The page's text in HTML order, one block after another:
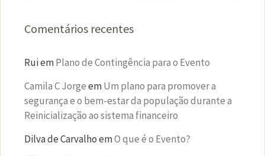
Comentários recentes
RuiemPlano de Contingência para o Evento
Camila C JorgeemUm plano para promover a
segurança e o bem-estar da população durante a
Reinicialização ao sistema financeiro
Dilva de CarvalhoemO que é o Evento?